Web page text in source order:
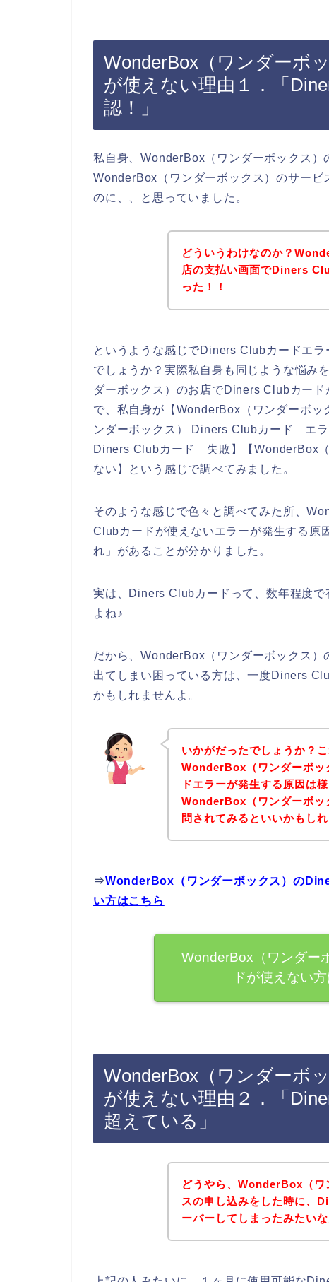
WonderBox（ワンダーボ
が使えない理由１．「
認！」
私自身、WonderBox（ワンダーボックス）
WonderBox（ワンダーボックス）のサー
のに、、と思っていました。
どういうわけなのか？
店の支払い画面でDiners
った！！
というような感じでDiners Clubカードエ
でしょうか？実際私自身も同じような悩み
ダーボックス）のお店でDiners Clubカー
で、私自身が【WonderBox（ワンダーボ
ンダーボックス） Diners Clubカード エラ
Diners Clubカード 失敗】【WonderBox
ない】という感じで調べてみました。
そのような感じで色々と調べてみた所、
Clubカードが使えないエラーが発生する原
れ」があることが分かりました。
実は、Diners Clubカードって、数年程度
よね♪
だから、WonderBox（ワンダーボックス
出てしまい困っている方は、一度Diners
かもしれませんよ。
いかがだったでしょうか？
WonderBox（ワンダーボ
ドエラーが発生する原因は
WonderBox（ワンダーボッ
問されてみるといいかもしれ
⇒WonderBox（ワンダーボックス）の
い方はこちら
WonderBox（ワンダー
ドが使えない
WonderBox（ワンダーボ
が使えない理由２．「
超えている」
どうやら、WonderBox（ワ
スの申し込みをした時に、
ーバーしてしまったみたい